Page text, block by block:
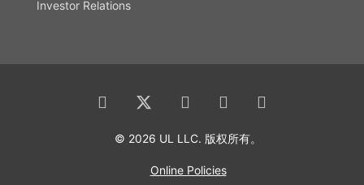
Investor Relations
© 2026 UL LLC. 版权所有。
Online Policies